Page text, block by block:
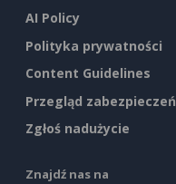
AI Policy
Polityka prywatności
Content Guidelines
Przegląd zabezpieczeń
Zgłoś nadużycie
Znajdź nas na